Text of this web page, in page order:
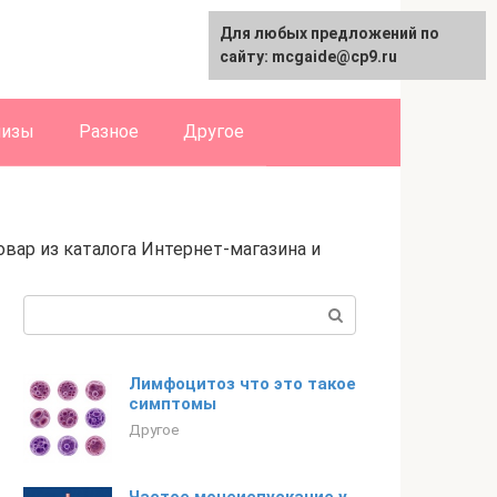
English
Разное Другое
из каталога Интернет-магазина и
Лимфоцитоз что это такое
симптомы
Другое
Для любых предложений по
сайту: mcgaide@cp9.ru